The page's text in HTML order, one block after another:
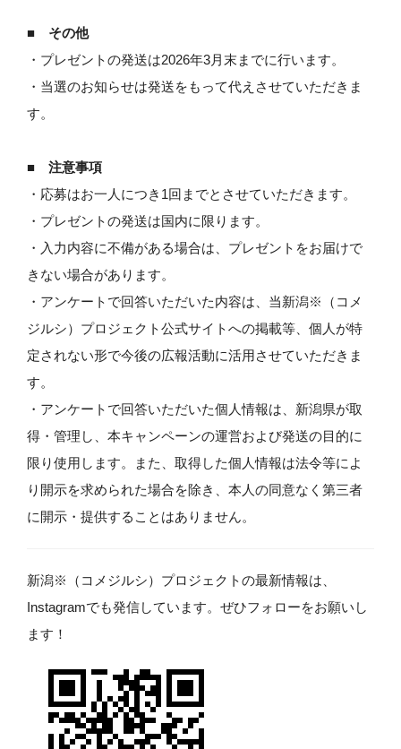
■ その他
・プレゼントの発送は2026年3月末までに行います。
・当選のお知らせは発送をもって代えさせていただきま
す。
■ 注意事項
・応募はお一人につき1回までとさせていただきます。
・プレゼントの発送は国内に限ります。
・入力内容に不備がある場合は、プレゼントをお届けで
きない場合があります。
・アンケートで回答いただいた内容は、当新潟※（コメ
ジルシ）プロジェクト公式サイトへの掲載等、個人が特
定されない形で今後の広報活動に活用させていただきま
す。​
​・アンケートで回答いただいた個人情報は、新潟県が取
得・管理し、本キャンペーンの運営および発送の目的に
限り使用します。また、取得した個人情報は法令等によ
り開示を求められた場合を除き、本人の同意なく第三者
に開示・提供することはありません。
新潟※（コメジルシ）プロジェクトの最新情報は、
Instagramでも発信しています。ぜひフォローをお願いし
ます！​